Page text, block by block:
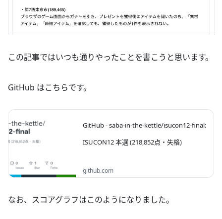
この記事ではいつも通りやったことを書こうと思います。
GitHub はこちらです。
GitHub - saba-in-the-kettle/isucon12-final:
ISUCON12 本選 (218,852点・失格)
ISUCON12 本選 (218,852点・失格).
Contribute to saba-in-the-kettle/isucon12-
GitHub.
github.com
なお、スコアグラフはこのようになりました。